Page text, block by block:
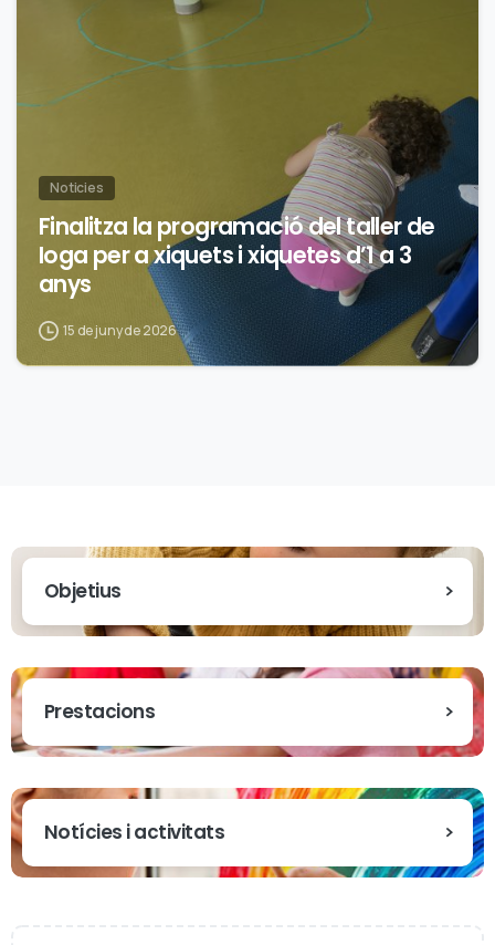
Noticies
Finalitza la programació del taller de
Ioga per a xiquets i xiquetes d’1 a 3
anys
15 de juny de 2026
Objetius
Prestacions
Notícies i activitats